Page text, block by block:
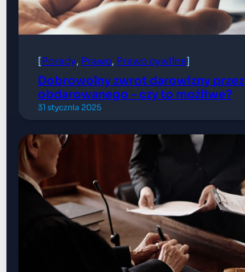
[Porady, Prawo, Prawo cywilne]
Dobrowolny zwrot darowizny przez
obdarowanego – czy to możliwe?
31 stycznia 2025